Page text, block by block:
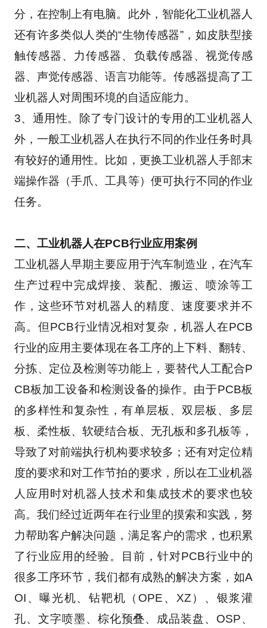
分，在控制上有电脑。此外，智能化工业机器人
还有许多类似人类的“生物传感器”，如皮肤型接
触传感器、力传感器、负载传感器、视觉传感
器、声觉传感器、语言功能等。传感器提高了工
业机器人对周围环境的自适应能力。
3、通用性。除了专门设计的专用的工业机器人
外，一般工业机器人在执行不同的作业任务时具
有较好的通用性。比如，更换工业机器人手部末
端操作器（手爪、工具等）便可执行不同的作业
任务。
二、工业机器人在PCB行业应用案例
工业机器人早期主要应用于汽车制造业，在汽车
生产过程中完成焊接、装配、搬运、喷涂等工
作，这些环节对机器人的精度、速度要求并不
高。但PCB行业情况相对复杂，机器人在PCB
行业的应用主要体现在各工序的上下料、翻转、
分拣、定位及检测等功能上，要替代人工配合P
CB板加工设备和检测设备的操作。由于PCB板
的多样性和复杂性，有单层板、双层板、多层
板、柔性板、软硬结合板、无孔板和多孔板等，
导致了对前端执行机构要求较多；还有对定位精
度的要求和对工作节拍的要求，所以在工业机器
人应用时对机器人技术和集成技术的要求也较
高。我们经过近两年在行业里的摸索和实践，努
力帮助客户解决问题，满足客户的需求，也积累
了行业应用的经验。目前，针对PCB行业中的
很多工序环节，我们都有成熟的解决方案，如A
OI、曝光机、钻靶机（OPE、XZ）、银浆灌
孔、文字喷墨、棕化预叠、成品装盘、OSP、